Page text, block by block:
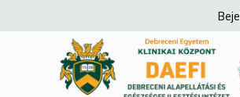
Debreceni
a
fiók